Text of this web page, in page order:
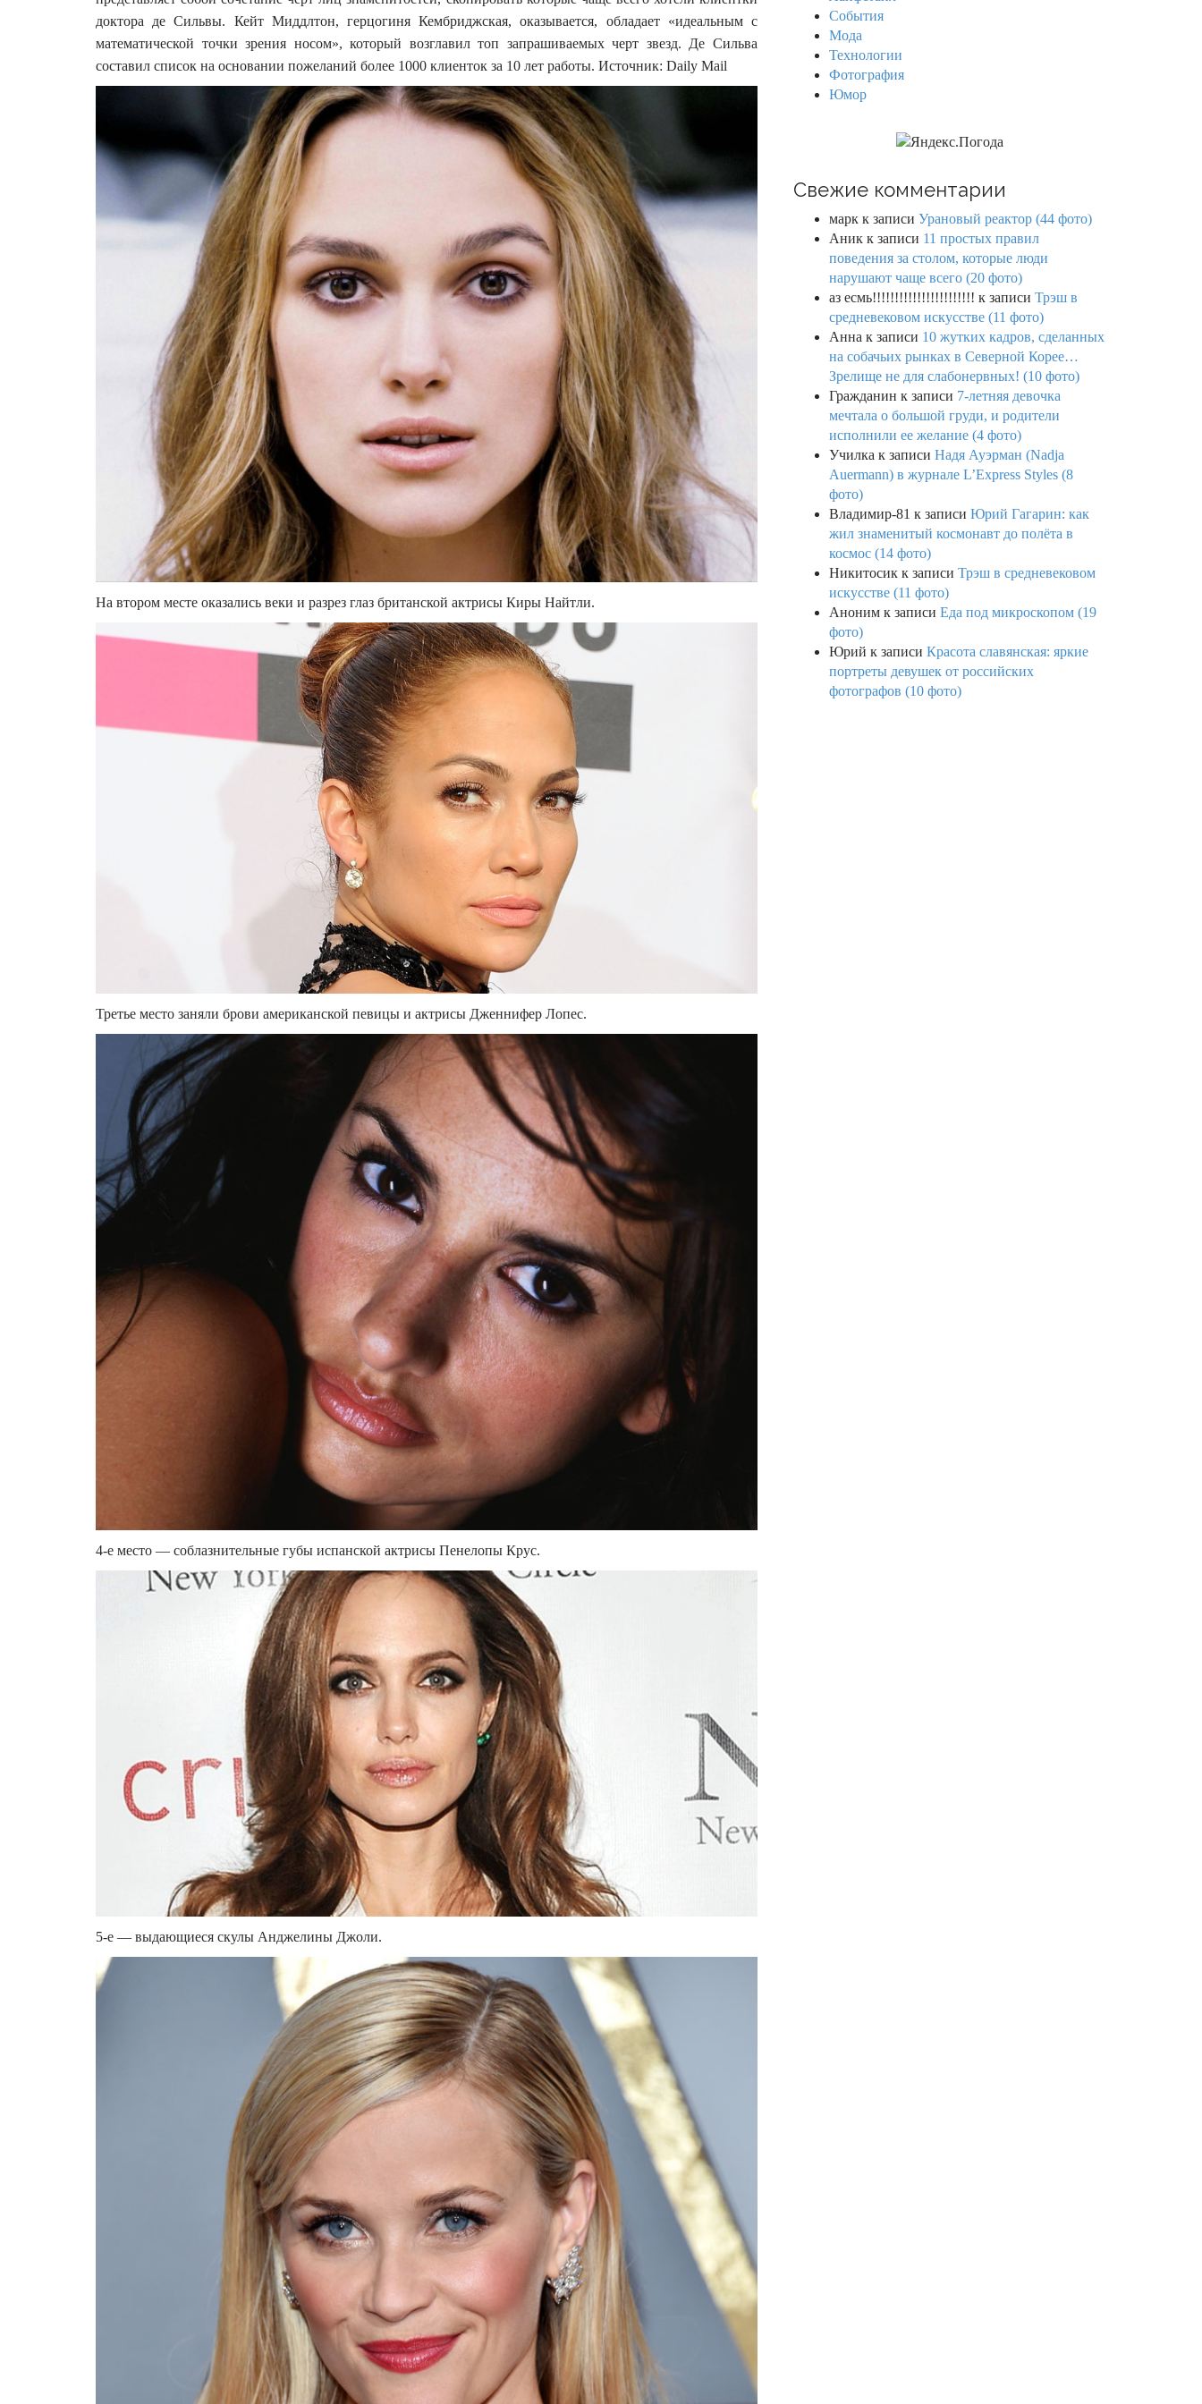
доктора де Сильвы. Кейт Миддлтон, герцогиня Кембриджская, оказывается, обладает «идеальным с
математической точки зрения носом», который возглавил топ запрашиваемых черт звезд. Де Сильва
составил список на основании пожеланий более 1000 клиенток за 10 лет работы. Источник: Daily Mail
На втором месте оказались веки и разрез глаз британской актрисы Киры Найтли.
Третье место заняли брови американской певицы и актрисы Дженнифер Лопес.
4-е место — соблазнительные губы испанской актрисы Пенелопы Крус.
5-е — выдающиеся скулы Анджелины Джоли.
События
Мода
Технологии
Фотография
Юмор
Свежие комментарии
марк к записи Урановый реактор (44 фото)
Аник к записи 11 простых правил
поведения за столом, которые люди
нарушают чаще всего (20 фото)
аз есмь!!!!!!!!!!!!!!!!!!!!!!! к записи Трэш в
средневековом искусстве (11 фото)
Анна к записи 10 жутких кадров, сделанных
на собачьих рынках в Северной Корее…
Зрелище не для слабонервных! (10 фото)
Гражданин к записи 7-летняя девочка
мечтала о большой груди, и родители
исполнили ее желание (4 фото)
Училка к записи Надя Ауэрман (Nadja
Auermann) в журнале L’Express Styles (8
фото)
Владимир-81 к записи Юрий Гагарин: как
жил знаменитый космонавт до полёта в
космос (14 фото)
Никитосик к записи Трэш в средневековом
искусстве (11 фото)
Аноним к записи Еда под микроскопом (19
фото)
Юрий к записи Красота славянская: яркие
портреты девушек от российских
фотографов (10 фото)